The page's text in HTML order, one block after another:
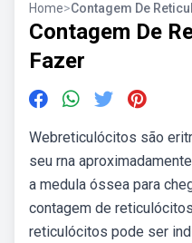
Home>Contagem De
Contagem De
Fazer
Webreticulócitos são
seu rna
a medula óssea para
contagem de
reticulócitos pode ser